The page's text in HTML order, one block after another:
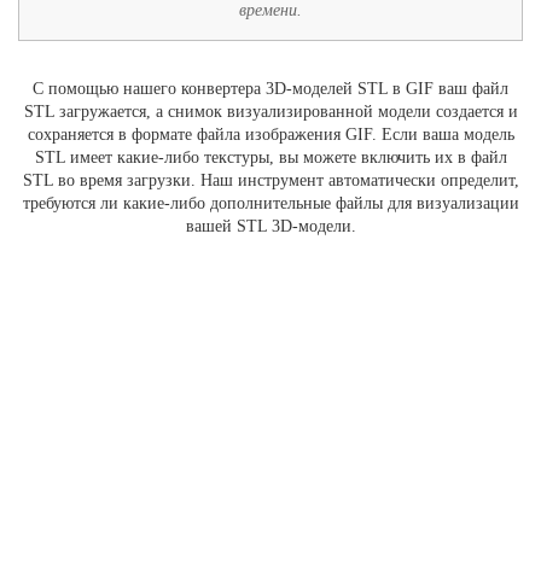
времени.
С помощью нашего конвертера 3D-моделей STL в GIF ваш файл
STL загружается, а снимок визуализированной модели создается и
сохраняется в формате файла изображения GIF. Если ваша модель
STL имеет какие-либо текстуры, вы можете включить их в файл
STL во время загрузки. Наш инструмент автоматически определит,
требуются ли какие-либо дополнительные файлы для визуализации
вашей STL 3D-модели.